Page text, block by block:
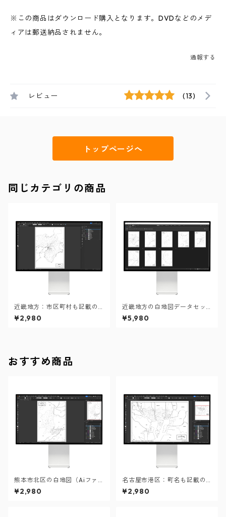
※この商品はダウンロード購入となります。DVDなどのメデ
ィアは郵送納品されません。
通報する
レビュー (13)
トップページへ
同じカテゴリの商品
近畿地方：市区町村も記載の
地図データ（PDF・Aiファイ
ル）
¥2,980
近畿地方の白地図データセッ
ト
¥5,980
おすすめ商品
熊本市北区の白地図（Aiファ
イル）
¥2,980
名古屋市港区：町名も記載の
地図データ（PDF・Aiファイ
ル）
¥2,980